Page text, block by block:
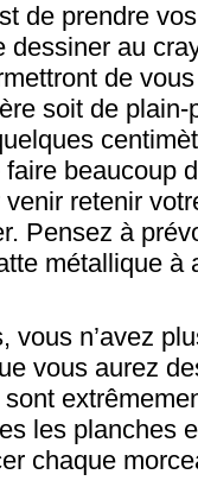
de prendre
dessiner au
de
soit de plain-
beaucoup
retenir
Pensez à
métallique à
n’avez
vous aurez
les planches
chaque